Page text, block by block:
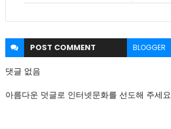
POST COMMENT BLOGGER
댓글 없음
아름다운 덧글로 인터넷문화를 선도해 주세요